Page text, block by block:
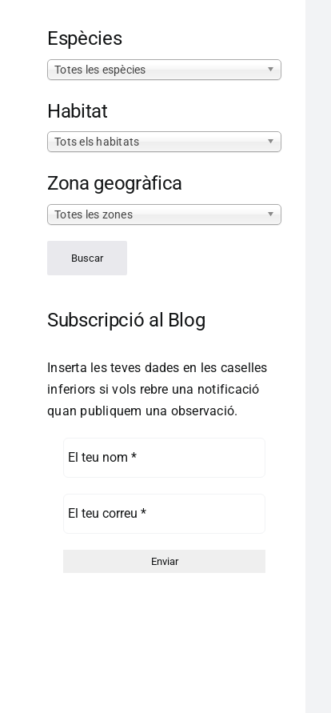
Espècies
Totes les espècies
Habitat
Tots els habitats
Zona geogràfica
Totes les zones
Subscripció al Blog
Inserta les teves dades en les caselles
inferiors si vols rebre una notificació
quan publiquem una observació.